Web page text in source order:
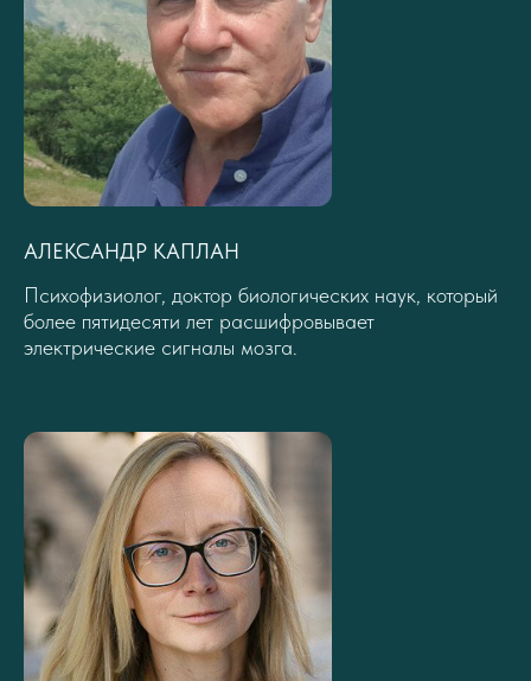
АЛЕКСАНДР КАПЛАН
Психофизиолог, доктор биологических наук, который
более пятидесяти лет расшифровывает
электрические сигналы мозга.